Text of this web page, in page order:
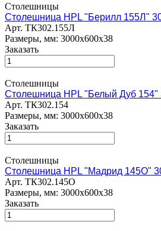
Столешницы
Столешница HPL "Берилл 155Л"
Арт. ТК302.155Л
Размеры, мм: 3000х600х38
Заказать
Столешницы
Столешница HPL "Белый Дуб 154"
Арт. ТК302.154
Размеры, мм: 3000х600х38
Заказать
Столешницы
Столешница HPL "Мадрид 145О"
Арт. ТК302.145О
Размеры, мм: 3000х600х38
Заказать